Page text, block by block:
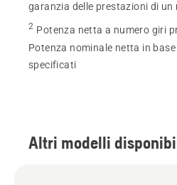
garanzia delle prestazioni di
2 Potenza netta a numero giri
Potenza nominale netta in
specificati
Altri modelli